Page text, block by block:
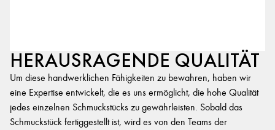
HERAUSRAGENDE QUALITÄT
Um diese handwerklichen Fähigkeiten zu bewahren, haben wir
eine Expertise entwickelt, die es uns ermöglicht, die hohe Qualität
jedes einzelnen Schmuckstücks zu gewährleisten. Sobald das
Schmuckstück fertiggestellt ist, wird es von den Teams der